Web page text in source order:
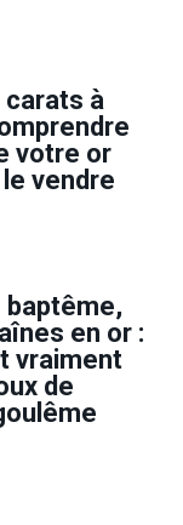
à
votre or
vendre
baptême,
en or :
vraiment
de